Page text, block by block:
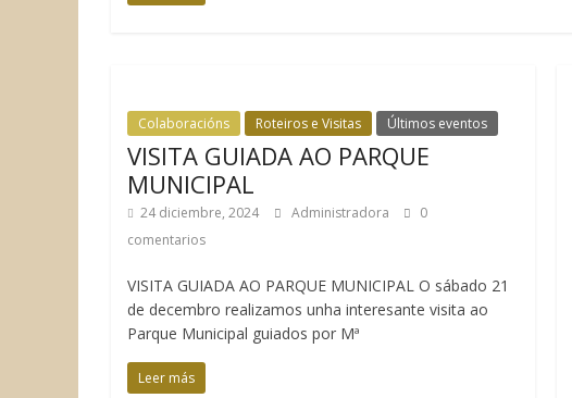
Colaboracións Roteiros e Visitas Últimos eventos
VISITA GUIADA AO PARQUE
MUNICIPAL
24 diciembre, 2024 Administradora
0
comentarios
VISITA GUIADA AO PARQUE MUNICIPAL O sábado 21
de decembro realizamos unha interesante visita ao
Parque Municipal guiados por Mª
Leer más